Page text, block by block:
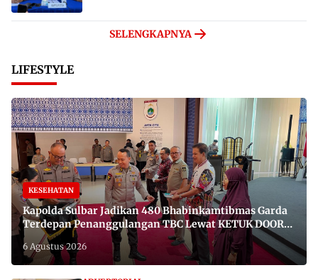
SELENGKAPNYA
LIFESTYLE
KESEHATAN
Kapolda Sulbar Jadikan 480 Bhabinkamtibmas Garda
Terdepan Penanggulangan TBC Lewat KETUK DOORS
di 650 Desa
6 Agustus 2026